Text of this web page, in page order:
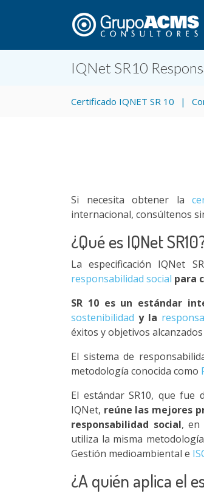
IQNet SR10
Certificado IQNET SR 10
Si necesita obtener la
internacional, consúltenos
¿Qué es IQNet SR10
La especificación IQNet
responsabilidad social para
SR 10 es un estándar
sostenibilidad y la
éxitos y objetivos
El sistema de
metodología conocida como
El estándar SR10, que fue
IQNet, reúne las mejores
responsabilidad social, en
utiliza la misma
Gestión medioambiental e
¿A quién aplica el